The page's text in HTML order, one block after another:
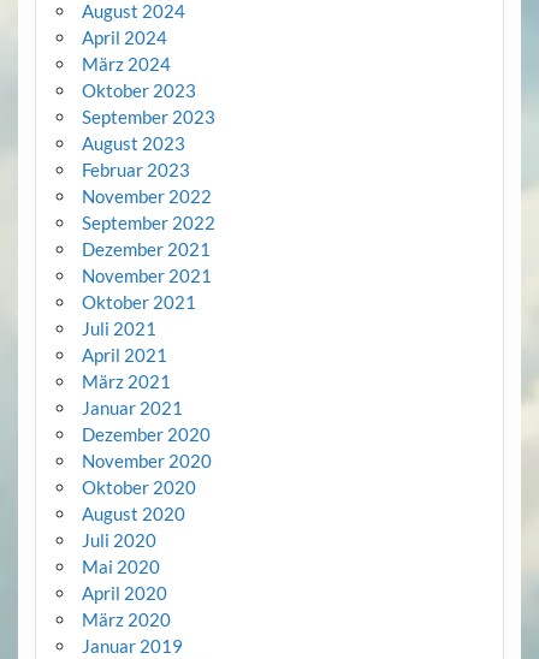
August 2024
April 2024
März 2024
Oktober 2023
September 2023
August 2023
Februar 2023
November 2022
September 2022
Dezember 2021
November 2021
Oktober 2021
Juli 2021
April 2021
März 2021
Januar 2021
Dezember 2020
November 2020
Oktober 2020
August 2020
Juli 2020
Mai 2020
April 2020
März 2020
Januar 2019